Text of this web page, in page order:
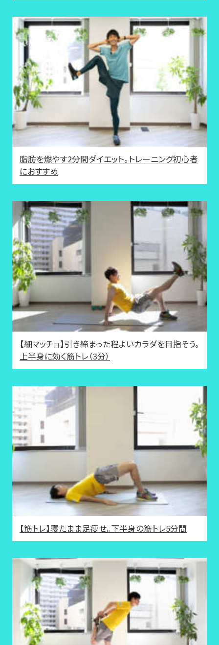
脂肪を燃やす2分間ダイエット。トレーニング初心者
におすすめ
【細マッチョ】引き締まった程よいカラダを目指そう。
上半身に効く筋トレ（3分）
【筋トレ】寝たまま足痩せ。下半身の筋トレ5分間